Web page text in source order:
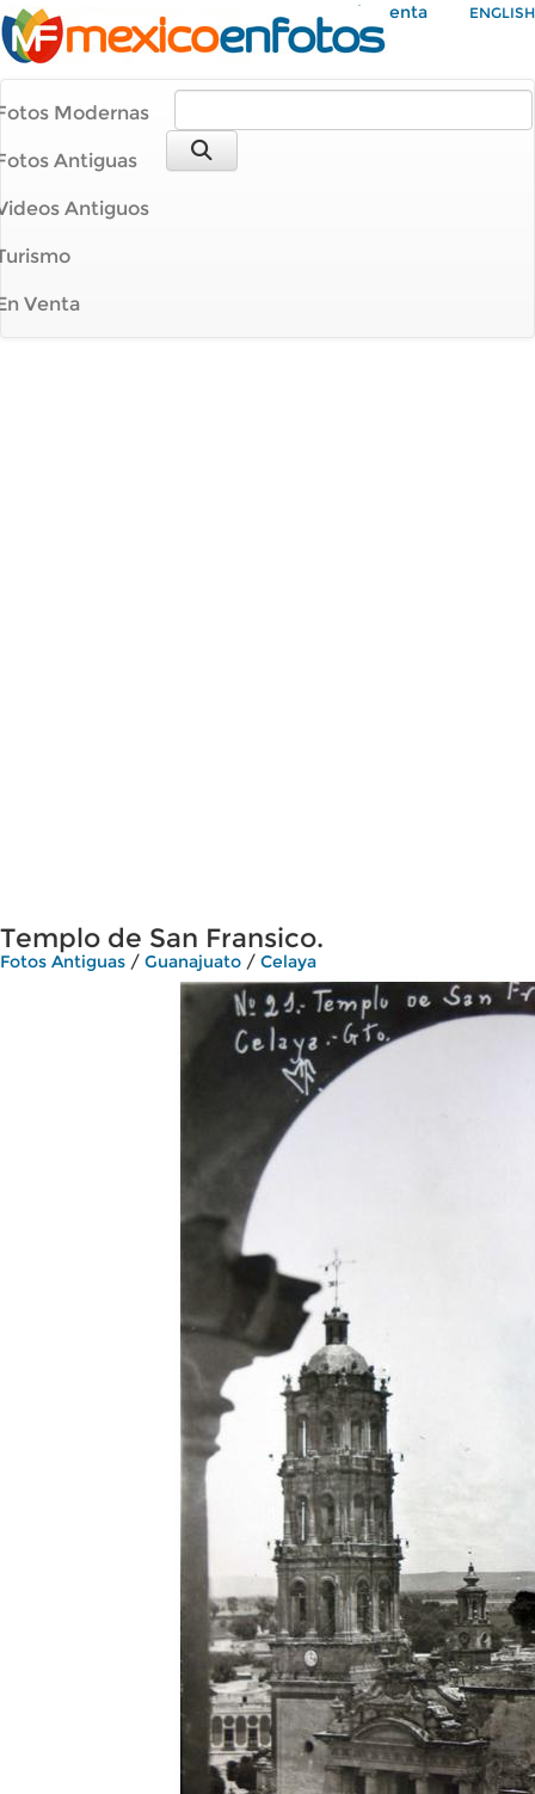
Mi Cuenta ENGLISH
Modernas
Antiguas
Antiguos
Venta
Templo de San Fransico.
Fotos Antiguas / Guanajuato / Celaya